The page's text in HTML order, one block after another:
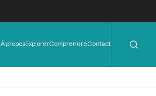
Menu
de
À proposExplorerComprendreContact